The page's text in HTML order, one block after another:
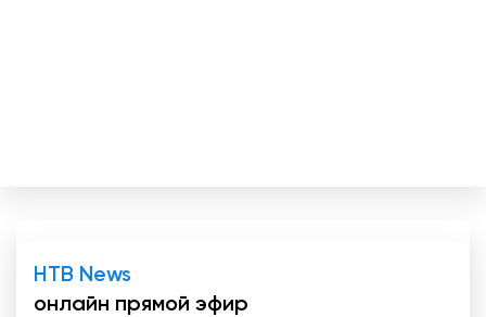
HTB News
онлайн прямой эфир